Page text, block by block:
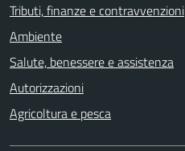
Tributi, finanze e contravvenzioni
Ambiente
Salute, benessere e assistenza
Autorizzazioni
Agricoltura e pesca